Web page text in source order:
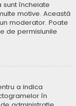
sunt încheiate
motive. Această
moderator. Poate
de permisiunile
a indica
în